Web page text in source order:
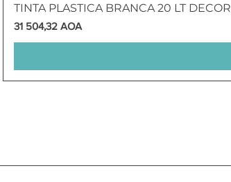
TINTA PLASTICA BRANCA 20 LT DECOR
Preço
31 504,32 AOA